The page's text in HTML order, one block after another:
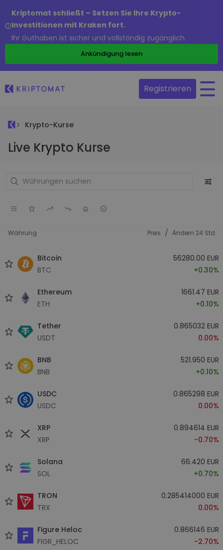
Kriptomat schließt – Setzen Sie Ihre Krypto-
Investitionen mit Kraken fort.
Ihr Guthaben ist sicher und vollständig zugänglich.
Ankündigung lesen
Registrieren
Krypto-Kurse
Live Krypto Kurse
Währung Preis / Ändern 24 Std
Bitcoin
BTC
56280.00 EUR
+0.30%
Ethereum
ETH
1661.47 EUR
+0.10%
Tether
USDT
0.865032 EUR
0.00%
BNB
BNB
521.950 EUR
+0.10%
USDC
USDC
0.865298 EUR
0.00%
XRP
XRP
0.894614 EUR
-0.70%
Solana
SOL
66.420 EUR
+0.70%
TRON
TRX
0.285414000 EUR
0.00%
Figure Heloc
FIGR_HELOC
0.866146 EUR
-2.70%